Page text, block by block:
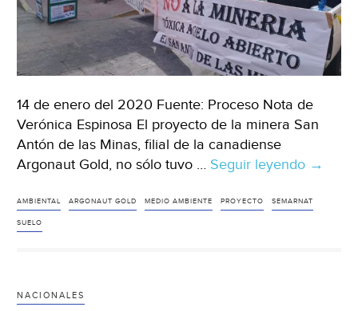
14 de enero del 2020 Fuente: Proceso Nota de
Verónica Espinosa El proyecto de la minera San
Antón de las Minas, filial de la canadiense
Argonaut Gold, no sólo tuvo … Seguir leyendo →
AMBIENTAL ARGONAUT GOLD MEDIO AMBIENTE PROYECTO SEMARNAT
SUELO
NACIONALES